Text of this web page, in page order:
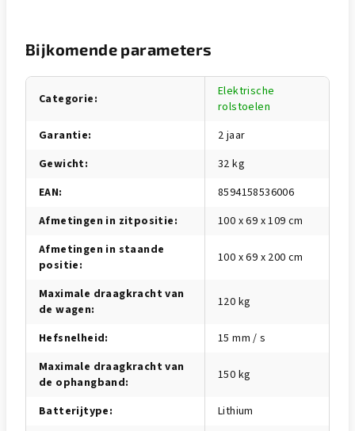
Bijkomende parameters
Categorie:
Elektrische
rolstoelen
Garantie:
2 jaar
Gewicht:
32 kg
EAN:
8594158536006
Afmetingen in zitpositie:
100 x 69 x 109 cm
Afmetingen in staande
positie: 100 x 69 x 200 cm
Maximale draagkracht van
de wagen: 120 kg
Hefsnelheid:
15 mm / s
Maximale draagkracht van
de ophangband: 150 kg
Batterijtype:
Lithium